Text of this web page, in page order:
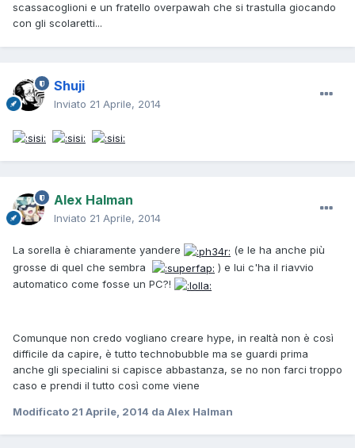
scassacoglioni e un fratello overpawah che si trastulla giocando
con gli scolaretti...
Shuji
Inviato 21 Aprile, 2014
Alex Halman
Inviato 21 Aprile, 2014
La sorella è chiaramente yandere
(e le ha anche più
grosse di quel che sembra
) e lui c'ha il riavvio
automatico come fosse un PC?!
Comunque non credo vogliano creare hype, in realtà non è così
difficile da capire, è tutto technobubble ma se guardi prima
anche gli specialini si capisce abbastanza, se no non farci troppo
caso e prendi il tutto così come viene
Modificato 21 Aprile, 2014 da Alex Halman